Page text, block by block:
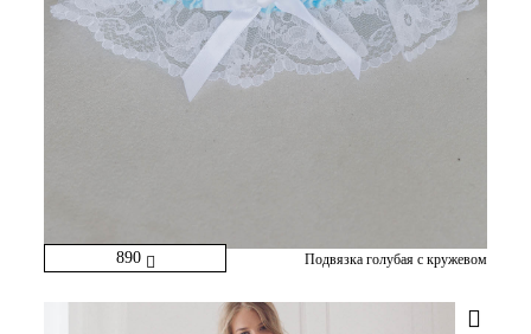
890 Подвязка голубая с кружевом